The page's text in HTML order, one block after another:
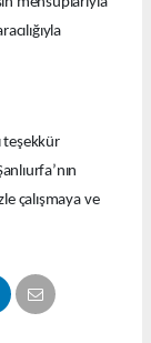
teşekkür
çalışmaya ve